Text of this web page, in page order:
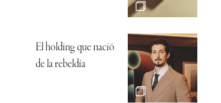
El holding que nació
de la rebeldía